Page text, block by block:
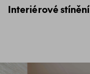
Interiérové stínění